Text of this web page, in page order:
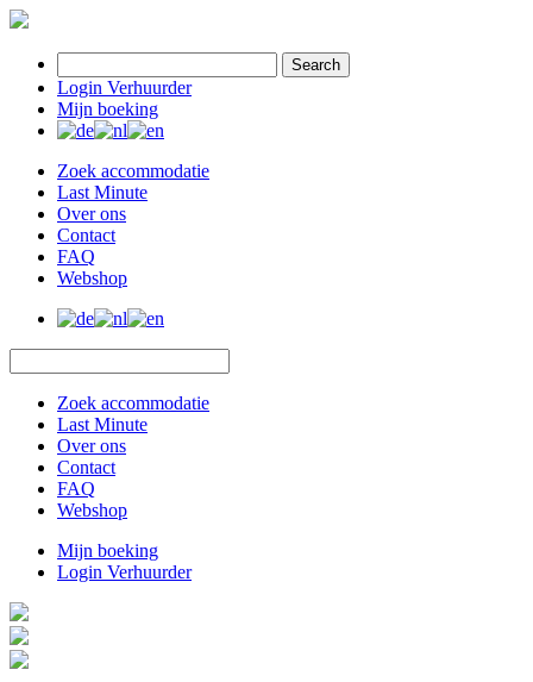
Search
Login Verhuurder
Mijn boeking
Zoek accommodatie
Last Minute
Over ons
Contact
FAQ
Webshop
Zoek accommodatie
Last Minute
Over ons
Contact
FAQ
Webshop
Mijn boeking
Login Verhuurder